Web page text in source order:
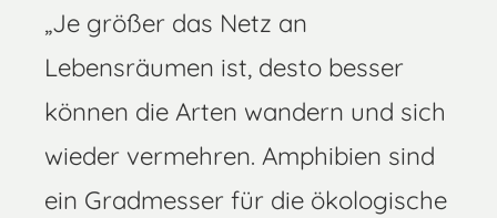
„Je größer das Netz an
Lebensräumen ist, desto besser
können die Arten wandern und sich
wieder vermehren. Amphibien sind
ein Gradmesser für die ökologische